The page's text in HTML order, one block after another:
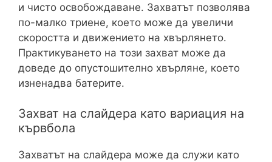
и чисто освобождаване. Захватът позволява
по-малко триене, което може да увеличи
скоростта и движението на хвърлянето.
Практикуването на този захват може да
доведе до опустошително хвърляне, което
изненадва батерите.
Захват на слайдера като вариация на
кървбола
Захватът на слайдера може да служи като